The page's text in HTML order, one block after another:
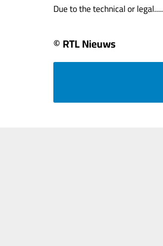
Due to the technical or
© RTL Nieuws